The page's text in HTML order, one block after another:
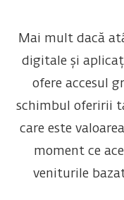
Mai mult dacă
digitale și
ofere accesul
schimbul oferirii
care este
moment ce
veniturile